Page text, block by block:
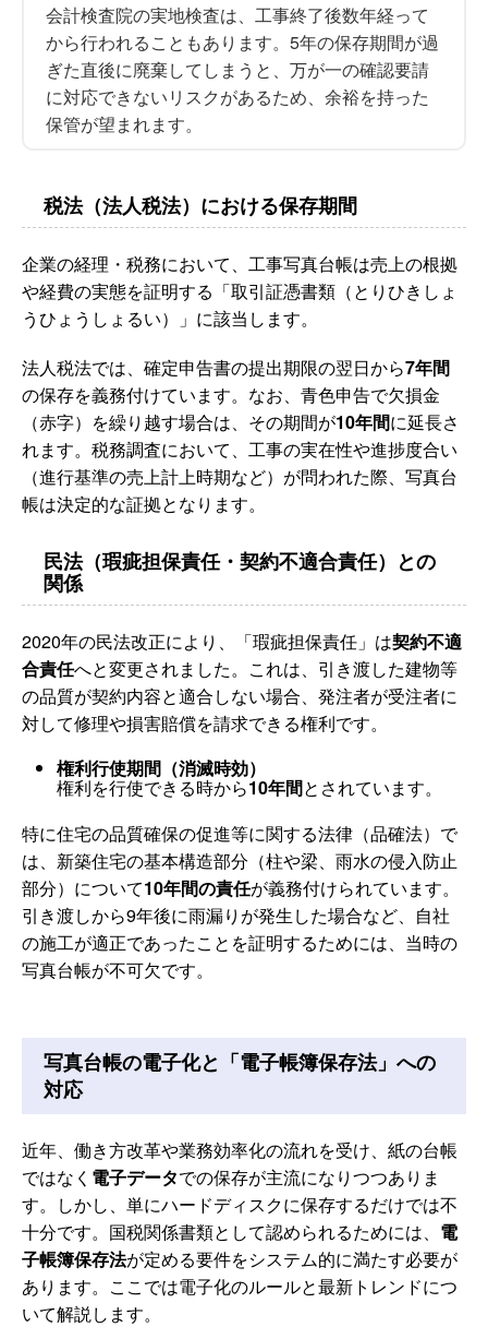
会計検査院の実地検査は、工事終了後数年経って
から行われることもあります。5年の保存期間が過
ぎた直後に廃棄してしまうと、万が一の確認要請
に対応できないリスクがあるため、余裕を持った
保管が望まれます。
税法（法人税法）における保存期間
企業の経理・税務において、工事写真台帳は売上の根拠
や経費の実態を証明する「取引証憑書類（とりひきしょ
うひょうしょるい）」に該当します。
法人税法では、確定申告書の提出期限の翌日から7年間
の保存を義務付けています。なお、青色申告で欠損金
（赤字）を繰り越す場合は、その期間が10年間に延長さ
れます。税務調査において、工事の実在性や進捗度合い
（進行基準の売上計上時期など）が問われた際、写真台
帳は決定的な証拠となります。
民法（瑕疵担保責任・契約不適合責任）との
関係
2020年の民法改正により、「瑕疵担保責任」は契約不適
合責任へと変更されました。これは、引き渡した建物等
の品質が契約内容と適合しない場合、発注者が受注者に
対して修理や損害賠償を請求できる権利です。
権利行使期間（消滅時効）
権利を行使できる時から10年間とされています。
特に住宅の品質確保の促進等に関する法律（品確法）で
は、新築住宅の基本構造部分（柱や梁、雨水の侵入防止
部分）について10年間の責任が義務付けられています。
引き渡しから9年後に雨漏りが発生した場合など、自社
の施工が適正であったことを証明するためには、当時の
写真台帳が不可欠です。
写真台帳の電子化と「電子帳簿保存法」への
対応
近年、働き方改革や業務効率化の流れを受け、紙の台帳
ではなく 電子データでの保存が主流になりつつありま
す。しかし、単にハードディスクに保存するだけでは不
十分です。国税関係書類として認められるためには、 電
子帳簿保存法が定める要件をシステム的に満たす必要が
あります。ここでは電子化のルールと最新トレンドにつ
いて解説します。